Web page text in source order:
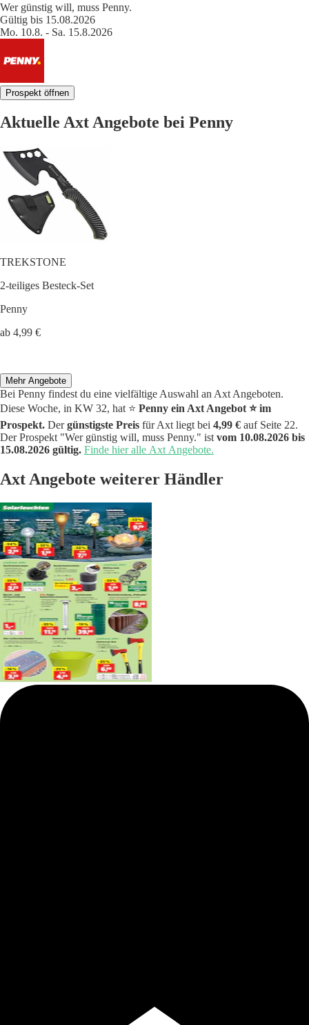
Wer günstig will, muss Penny.
Gültig bis 15.08.2026
Mo. 10.8. - Sa. 15.8.2026
Prospekt öffnen
Aktuelle Axt Angebote bei Penny
TREKSTONE
2-teiliges Besteck-Set
Penny
ab 4,99 €
Mehr Angebote
Bei Penny findest du eine vielfältige Auswahl an Axt Angeboten.
Diese Woche, in KW 32, hat ⭐️ Penny ein Axt Angebot ⭐️ im
Prospekt. Dergünstigste Preis für Axt liegt bei 4,99 € auf Seite 22.
Der Prospekt "Wer günstig will, muss Penny." ist vom 10.08.2026 bis
15.08.2026 gültig. Finde hier alle Axt Angebote.
Axt Angebote weiterer Händler